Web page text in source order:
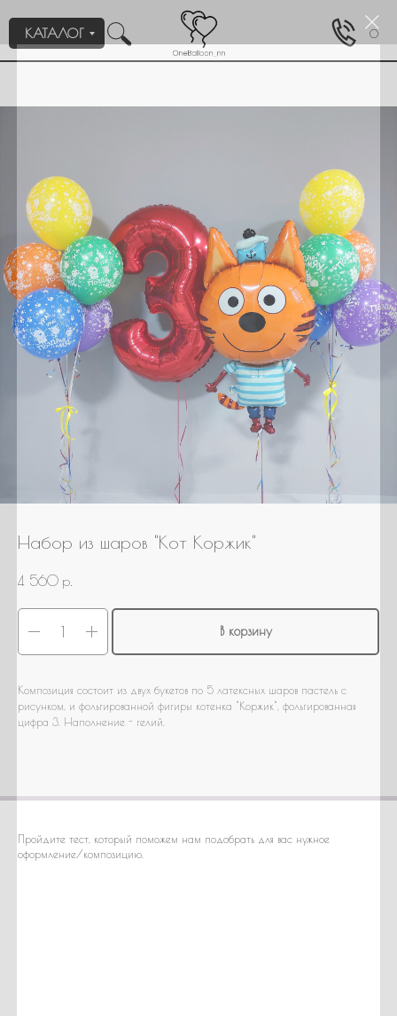
0
КАТАЛОГ
нужны шары?
Девочке
Мальчику
Мужчине
Девушке
День рождения
Выписка
Гендер патти
Для настроения
Нужна связка шаров
Нужны шары с мульт героями
Набор из шаров "Кот Коржик"
4 560 р.
В корзину
Композиция состоит из двух букетов по 5 латексных шаров пастель с
рисунком, и фольгированной фигиры котенка "Коржик", фольгированная
цифра 3. Наполнение - гелий.
Пройдите тест, который поможем нам подобрать для вас нужное
оформление/композицию.